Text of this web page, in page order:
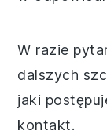
W razie
dalszych
jaki
kontakt.